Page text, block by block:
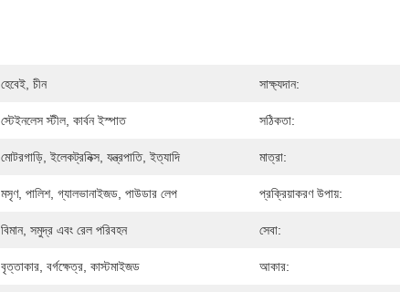
হেবেই, চীন সাক্ষ্যদান:
স্টেইনলেস স্টীল, কার্বন ইস্পাত সঠিকতা:
মোটরগাড়ি, ইলেকট্রনিক্স, যন্ত্রপাতি, ইত্যাদি মাত্রা:
মসৃণ, পালিশ, গ্যালভানাইজড, পাউডার লেপ প্রক্রিয়াকরণ উপায়:
বিমান, সমুদ্র এবং রেল পরিবহন সেবা:
বৃত্তাকার, বর্গক্ষেত্র, কাস্টমাইজড আকার: